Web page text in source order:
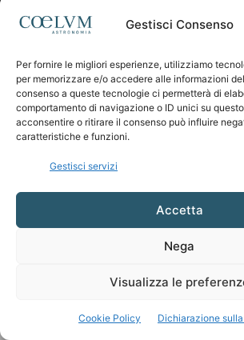
Gestisci Consenso
Per fornire le migliori esperienze, utilizziamo
per memorizzare e/o accedere alle informazioni
consenso a queste tecnologie ci permetterà di
comportamento di navigazione o ID unici su
acconsentire o ritirare il consenso può influire
caratteristiche e funzioni.
Gestisci servizi
Accetta
Nega
Visualizza le
Cookie Policy Dichiarazione
Contattaci:
SEGUICI